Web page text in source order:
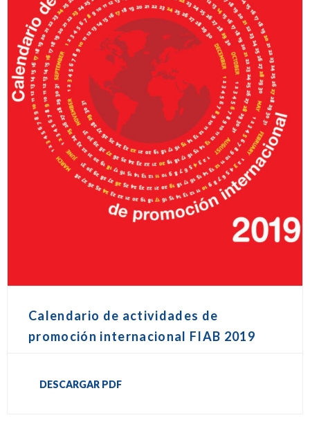
Calendario de actividades de
promoción internacional FIAB 2019
DESCARGAR PDF